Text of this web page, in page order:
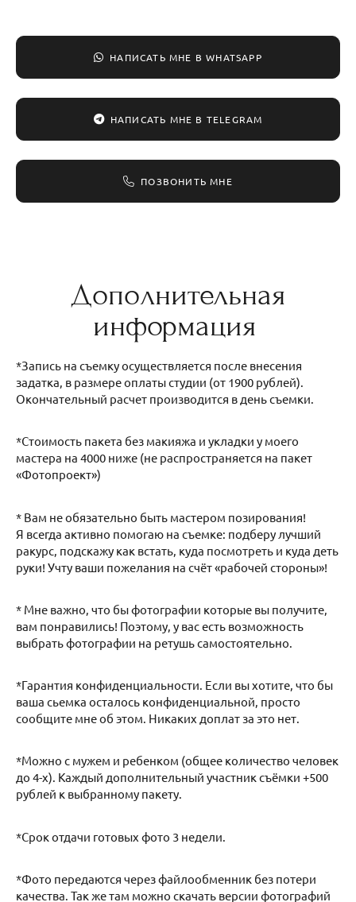
НАПИСАТЬ МНЕ В WHATSAPP
НАПИСАТЬ МНЕ В TELEGRAM
ПОЗВОНИТЬ МНЕ
Дополнительная
информация
*Запись на съемку осуществляется после внесения
задатка, в размере оплаты студии (от 1900 рублей).
Окончательный расчет производится в день съемки.
*Стоимость пакета без макияжа и укладки у моего
мастера на 4000 ниже (не распространяется на пакет
«Фотопроект»)
* Вам не обязательно быть мастером позирования!
Я всегда активно помогаю на съемке: подберу лучший
ракурс, подскажу как встать, куда посмотреть и куда деть
руки! Учту ваши пожелания на счёт «рабочей стороны»!
* Мне важно, что бы фотографии которые вы получите,
вам понравились! Поэтому, у вас есть возможность
выбрать фотографии на ретушь самостоятельно.
*Гарантия конфиденциальности. Если вы хотите, что бы
ваша сьемка осталось конфиденциальной, просто
сообщите мне об этом. Никаких доплат за это нет.
*Можно с мужем и ребенком (общее количество человек
до 4-х). Каждый дополнительный участник съёмки +500
рублей к выбранному пакету.
*Срок отдачи готовых фото 3 недели.
*Фото передаются через файлообменник без потери
качества. Так же там можно скачать версии фотографий